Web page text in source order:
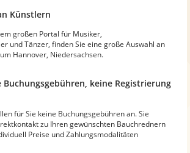
Künstlern
großen Portal für Musiker,
und Tänzer, finden Sie eine große Auswahl an
Hannover, Niedersachsen.
Buchungsgebühren, keine Registrierung
für Sie keine Buchungsgebühren an. Sie
zu Ihren gewünschten Bauchrednern
Preise und Zahlungsmodalitäten